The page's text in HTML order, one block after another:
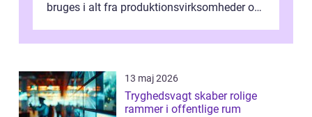
bruges i alt fra produktionsvirksomheder og
13 maj 2026
Tryghedsvagt skaber rolige
rammer i offentlige rum